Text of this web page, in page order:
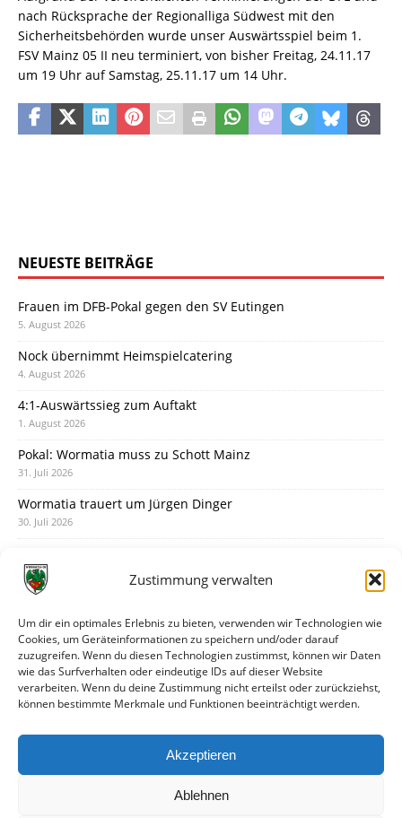
Zustimmung verwalten
Um dir ein optimales Erlebnis zu bieten, verwenden wir Technologien wie
Cookies, um Geräteinformationen zu speichern und/oder darauf
zuzugreifen. Wenn du diesen Technologien zustimmst, können wir Daten
wie das Surfverhalten oder eindeutige IDs auf dieser Website
verarbeiten. Wenn du deine Zustimmung nicht erteilst oder zurückziehst,
können bestimmte Merkmale und Funktionen beeinträchtigt werden.
Akzeptieren
Ablehnen
nach Rücksprache der Regionalliga Südwest mit den
Sicherheitsbehörden wurde unser Auswärtsspiel beim 1.
FSV Mainz 05 II neu terminiert, von bisher Freitag, 24.11.17
um 19 Uhr auf Samstag, 25.11.17 um 14 Uhr.
NEUESTE BEITRÄGE
Frauen im DFB-Pokal gegen den SV Eutingen
5. August 2026
Nock übernimmt Heimspielcatering
4. August 2026
4:1-Auswärtssieg zum Auftakt
1. August 2026
Pokal: Wormatia muss zu Schott Mainz
31. Juli 2026
Wormatia trauert um Jürgen Dinger
30. Juli 2026
28. Juli 2026
28. Juli 2026
Neue Podcast-Folge: So tickt Björn!
27. Juli 2026
Eindrücke vom Stadionfest
Unterhaltsamer Abschlusstest mit später Niederlage
25. Juli 2026